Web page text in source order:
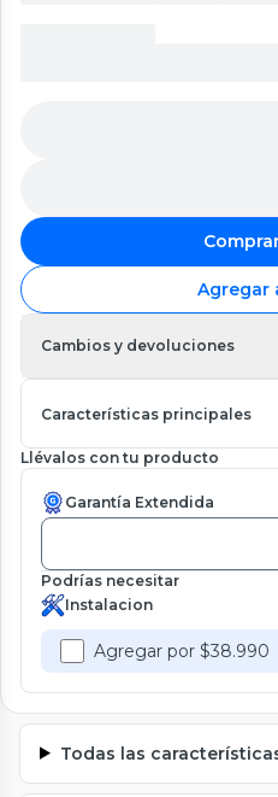
Agregar
Cambios y devoluciones
Características principales
Llévalos con tu producto
Garantía Extendida
Podrías necesitar
Instalacion
Agregar por $38.990
Todas las